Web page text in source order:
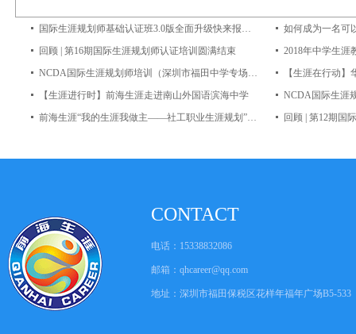
国际生涯规划师基础认证班3.0版全面升级快来报名吧~
如何成为一名可
回顾 | 第16期国际生涯规划师认证培训圆满结束
NCDA国际生涯规划师培训（深圳市福田中学专场）圆满结束
【生涯在行动
【生涯进行时】前海生涯走进南山外国语滨海中学
前海生涯“我的生涯我做主——社工职业生涯规划”讲座 受邀深圳市社会建设大讲堂开讲
回顾 | 第12期国
CONTACT
电话：15338832086
邮箱： qhcareer@qq.com
地址：深圳市福田保税区花样年福年广场B5-533